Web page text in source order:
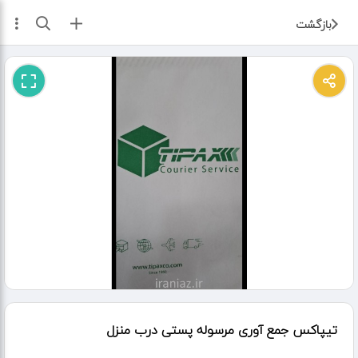
بازگشت ثبت آگهی
تیپاکس جمع آوری مرسوله پستی درب منزل